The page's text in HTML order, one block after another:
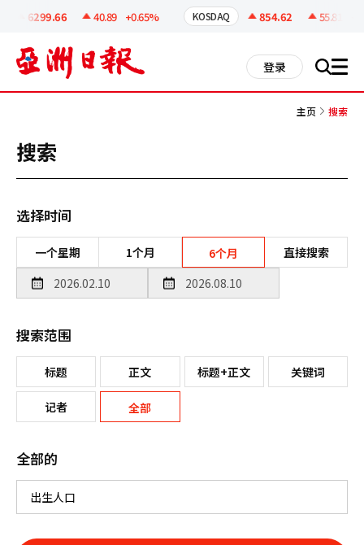
6299.66 40.89 +0.65% KOSDAQ 854.62 55.81
登录 搜 all
主页 搜索
搜索
选择时间
一个星期 1个月 6个月 直接搜索
搜索范围
标题 正文 标题+正文 关键词
记者 全部
全部的